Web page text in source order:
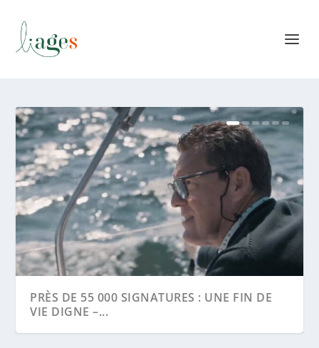
PRÈS DE 55 000 SIGNATURES : UNE FIN DE
VIE DIGNE –...